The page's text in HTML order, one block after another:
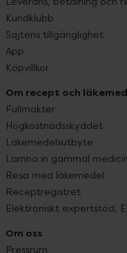
Kundklubb
Sajtens tillgänglighet
App
Köpvillkor
Om recept och
Fullmakter
Högkostnadsskyddet
Läkemedelsutbyte
Lämna in gammal
Resa med läkemedel
Receptregistret
Elektroniskt expertstöd,
Om oss
Pressrum